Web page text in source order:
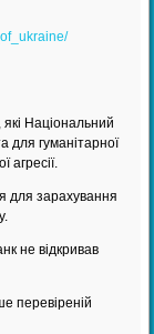
Національний
для гуманітарної
агресії.
для зарахування
не відкривав
перевіреній